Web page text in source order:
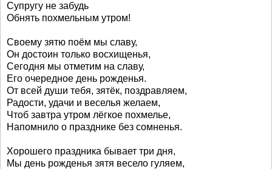
Супругу не забудь
Обнять похмельным утром!
Своему зятю поём мы славу,
Он достоин только восхищенья,
Сегодня мы отметим на славу,
Его очередное день рожденья.
От всей души тебя, зятёк, поздравляем,
Радости, удачи и веселья желаем,
Чтоб завтра утром лёгкое похмелье,
Напомнило о празднике без сомненья.
Хорошего праздника бывает три дня,
Мы день рожденья зятя весело гуляем,